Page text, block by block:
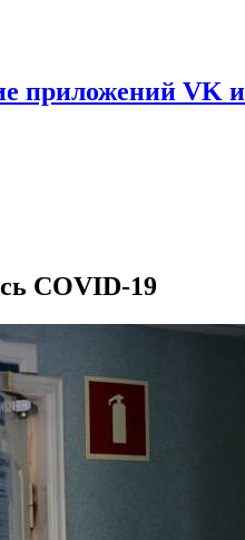
приложений VK
COVID-19